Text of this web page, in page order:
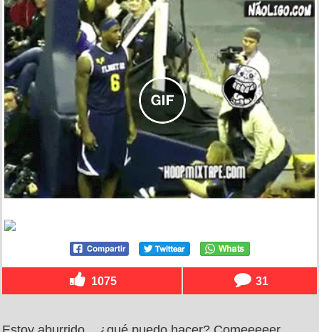
1075 31